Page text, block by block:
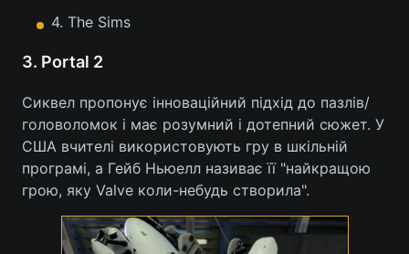
4. The Sims
3. Portal 2
Сиквел пропонує інноваційний підхід до пазлів/
головоломок і має розумний і дотепний сюжет. У
США вчителі використовують гру в шкільній
програмі, а Гейб Ньюелл називає її "найкращою
грою, яку Valve коли-небудь створила".